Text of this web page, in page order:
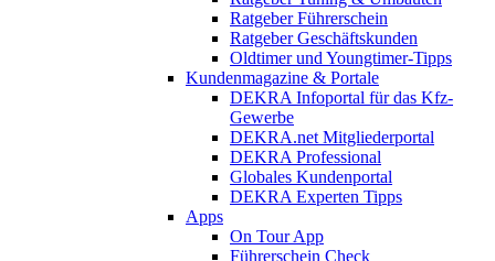
Ratgeber Führerschein
Ratgeber Geschäftskunden
Oldtimer und Youngtimer-Tipps
Kundenmagazine & Portale
DEKRA Infoportal für das Kfz-
Gewerbe
DEKRA.net Mitgliederportal
DEKRA Professional
Globales Kundenportal
DEKRA Experten Tipps
Apps
On Tour App
Führerschein Check